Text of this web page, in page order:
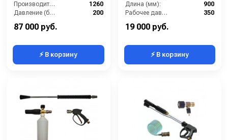
Производительность (л/ч):
1260
Давление (бар):
200
Напряжение (В):
87 000 руб.
⚡ В корзину
Длина (мм):
900
Рабочее давление (бар):
350
19 000 руб.
⚡ В корзину